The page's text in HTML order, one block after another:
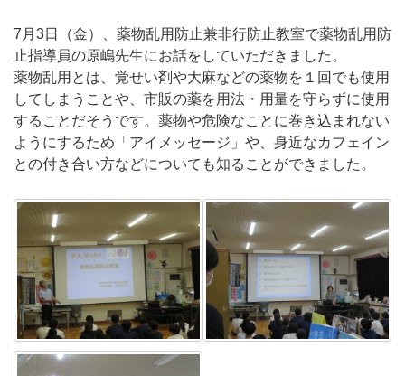
7月3日（金）、薬物乱用防止兼非行防止教室で薬物乱用防
止指導員の原嶋先生にお話をしていただきました。
薬物乱用とは、覚せい剤や大麻などの薬物を１回でも使用
してしまうことや、市販の薬を用法・用量を守らずに使用
することだそうです。薬物や危険なことに巻き込まれない
ようにするため「アイメッセージ」や、身近なカフェイン
との付き合い方などについても知ることができました。